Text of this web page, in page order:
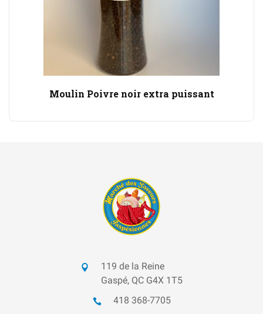
Moulin Poivre noir extra puissant
119 de la Reine
Gaspé, QC G4X 1T5
418 368-7705